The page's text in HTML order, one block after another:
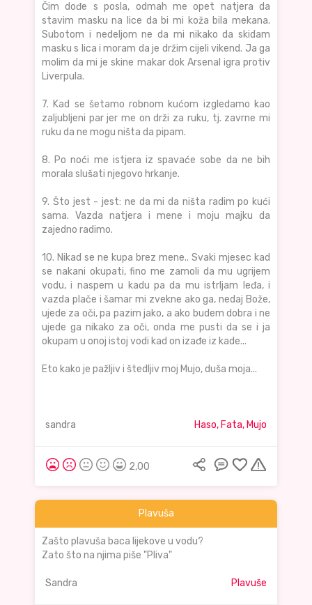
Čim dođe s posla, odmah me opet natjera da
stavim masku na lice da bi mi koža bila mekana.
Subotom i nedeljom ne da mi nikako da skidam
masku s lica i moram da je držim cijeli vikend. Ja ga
molim da mi je skine makar dok Arsenal igra protiv
Liverpula.
7. Kad se šetamo robnom kućom izgledamo kao
zaljubljeni par jer me on drži za ruku, tj. zavrne mi
ruku da ne mogu ništa da pipam.
8. Po noći me istjera iz spavaće sobe da ne bih
morala slušati njegovo hrkanje.
9. Što jest - jest: ne da mi da ništa radim po kući
sama. Vazda natjera i mene i moju majku da
zajedno radimo.
10. Nikad se ne kupa brez mene.. Svaki mjesec kad
se nakani okupati, fino me zamoli da mu ugrijem
vodu, i naspem u kadu pa da mu istrljam leđa, i
vazda plače i šamar mi zvekne ako ga, nedaj Bože,
ujede za oči, pa pazim jako, a ako budem dobra i ne
ujede ga nikako za oči, onda me pusti da se i ja
okupam u onoj istoj vodi kad on izađe iz kade...
Eto kako je pažljiv i štedljiv moj Mujo, duša moja...
sandra Haso, Fata, Mujo
2,00
Plavuša
Zašto plavuša baca lijekove u vodu?
Zato što na njima piše "Pliva"
Sandra Plavuše